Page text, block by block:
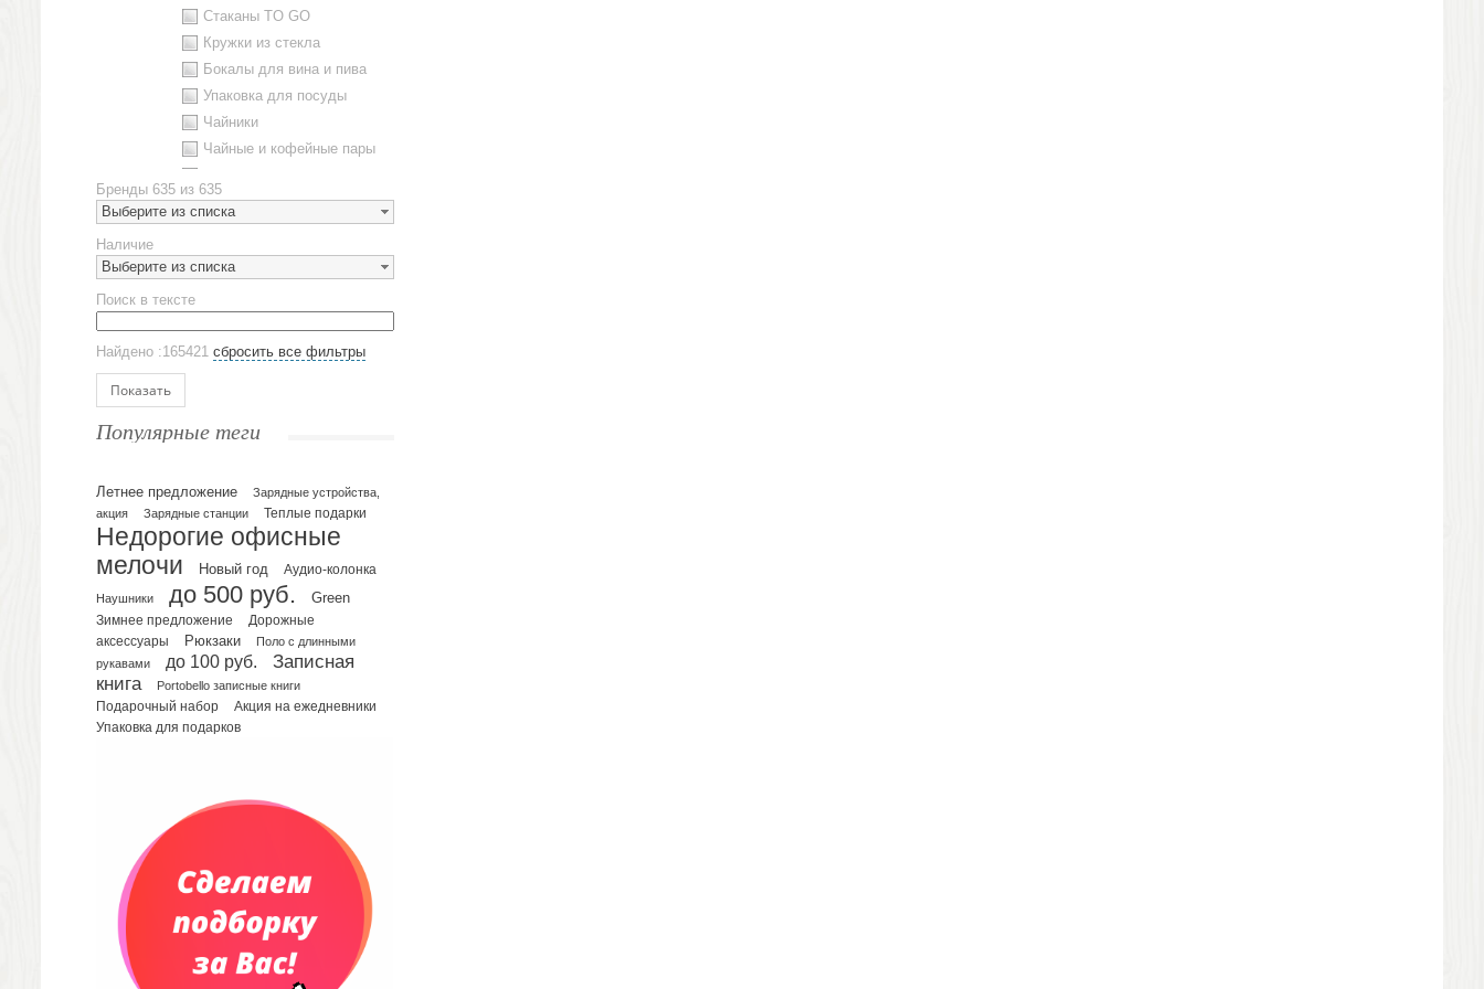
Стаканы TO GO
Кружки из стекла
Бокалы для вина и пива
Упаковка для посуды
Чайники
Чайные и кофейные пары
Наборы посуды
Предметы сервировки
Стаканы
Эко кружки
ЕВРОПОСУДА
Аксессуары
Ежедневники и блокноты
Датированные ежедневники
Планинги и телефонные книжки
Планинги датированные
Планинги недатированные
Телефонные книжки
Еженедельники
Органайзер на ежедневник
Сумки и Рюкзаки
Рюкзаки
Конференц-сумки
Несессеры и косметички
Портфели
Чехлы для планшетов и ноутбуков
Сумка на пояс или шею
Аксессуары
Бренды 635 из 635
Выберите из списка
Наличие
Выберите из списка
Поиск в тексте
Найдено :165421 сбросить все фильтры
Показать
Популярные теги
Летнее предложение
Зарядные устройства,
акция
Зарядные станции Теплые подарки
Недорогие офисные
мелочи
Новый год Аудио-колонка
Наушники до 500 руб. Green
Зимнее предложение
Дорожные
аксессуары
Рюкзаки
Поло с длинными
рукавами
до 100 руб.
Записная
книга
Portobello записные книги
Подарочный набор Акция на ежедневники
Упаковка для подарков